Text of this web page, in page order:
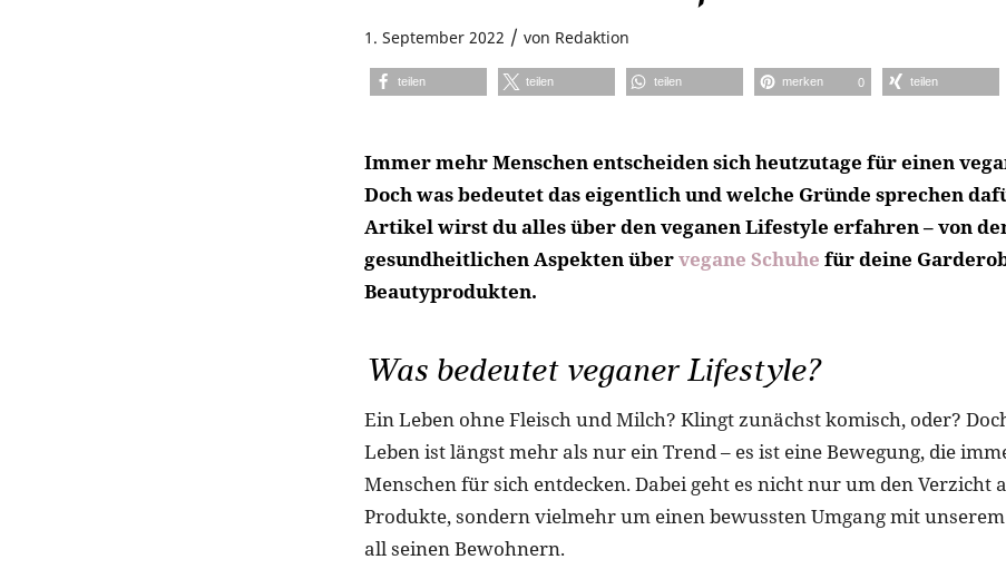
1. September 2022 / von Redaktion
teilen teilen teilen merken 0 teilen
Immer mehr Menschen entscheiden sich heutzutage für einen
Doch was bedeutet das eigentlich und welche Gründe sprechen
Artikel wirst du alles über den veganen Lifestyle erfahren – von
gesundheitlichen Aspekten übervegane Schuhe für deine
Beautyprodukten.
Was bedeutet veganer Lifestyle?
Ein Leben ohne Fleisch und Milch? Klingt zunächst komisch, oder?
Leben ist längst mehr als nur ein Trend – es ist eine Bewegung, die
Menschen für sich entdecken. Dabei geht es nicht nur um den Verzicht
Produkte, sondern vielmehr um einen bewussten Umgang mit
all seinen Bewohnern.